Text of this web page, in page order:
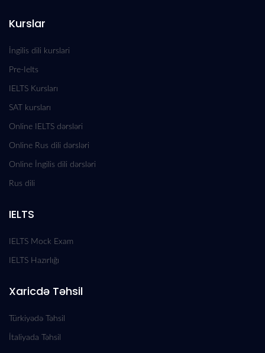
Kurslar
İngilis dili kurslari
Pre-Ielts
IELTS Kursları
SAT kursları
Online IELTS dərsləri
Online Rus dili dərsləri
Online İngilis dili dərsləri
Rus dili
IELTS
IELTS Mock Exam
IELTS Hazırlığı
Xaricdə Təhsil
Türkiyədə Təhsil
İtaliyada Təhsil